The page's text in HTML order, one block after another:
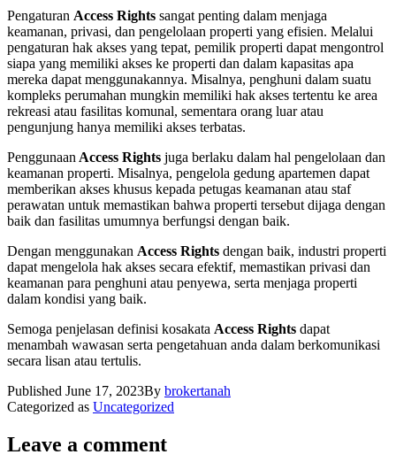
Pengaturan Access Rights sangat penting dalam menjaga
keamanan, privasi, dan pengelolaan properti yang efisien. Melalui
pengaturan hak akses yang tepat, pemilik properti dapat mengontrol
siapa yang memiliki akses ke properti dan dalam kapasitas apa
mereka dapat menggunakannya. Misalnya, penghuni dalam suatu
kompleks perumahan mungkin memiliki hak akses tertentu ke area
rekreasi atau fasilitas komunal, sementara orang luar atau
pengunjung hanya memiliki akses terbatas.
Penggunaan Access Rights juga berlaku dalam hal pengelolaan dan
keamanan properti. Misalnya, pengelola gedung apartemen dapat
memberikan akses khusus kepada petugas keamanan atau staf
perawatan untuk memastikan bahwa properti tersebut dijaga dengan
baik dan fasilitas umumnya berfungsi dengan baik.
Dengan menggunakan Access Rights dengan baik, industri properti
dapat mengelola hak akses secara efektif, memastikan privasi dan
keamanan para penghuni atau penyewa, serta menjaga properti
dalam kondisi yang baik.
Semoga penjelasan definisi kosakata Access Rights dapat
menambah wawasan serta pengetahuan anda dalam berkomunikasi
secara lisan atau tertulis.
Published June 17, 2023By brokertanah
Categorized as Uncategorized
Leave a comment